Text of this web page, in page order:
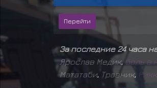
За последние 24 часа
Ярослав Медик,боль в
Мататаби, Травник, Рикк